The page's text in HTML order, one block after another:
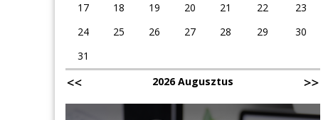
17
18 19 20 21 22
23
24
25 26 27 28 29
30
31
2026 Augusztus